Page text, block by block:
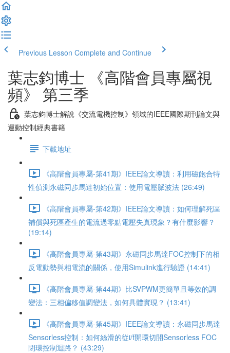
Previous Lesson Complete and Continue
葉志鈞博士 《高階會員專屬視
頻》 第三季
葉志鈞博士解說《交流電機控制》領域的IEEE國際期刊論文與
運動控制經典書籍
下載地址
《高階會員專屬-第41期》IEEE論文導讀：利用磁飽合特
性偵測永磁同步馬達初始位置：使用電壓脈波法 (26:49)
《高階會員專屬-第42期》IEEE論文導讀：如何理解死區
補償與死區產生的電流過零點電壓失真現象？有什麼影響？
(19:14)
《高階會員專屬-第43期》永磁同步馬達FOC控制下的相
反電動勢與相電流的關係，使用Simulink進行驗證 (14:41)
《高階會員專屬-第44期》比SVPWM更簡單且等效的調
變法：三相偏移值調變法，如何具體實現？ (13:41)
《高階會員專屬-第45期》IEEE論文導讀：永磁同步馬達
Sensorless控制：如何絲滑的從i/f開環切開Sensorless FOC
閉環控制迴路？ (43:29)